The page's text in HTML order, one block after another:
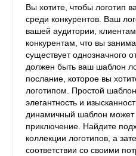
Вы хотите, чтобы логотип
среди конкурентов. Ваш
вашей аудитории,
конкурентам, что вы
существует однозначного
должен быть ваш шаблон
послание, которое вы
логотипом. Простой
элегантность и
динамичный шаблон может
приключение. Найдите
коллекции логотипов, а
соответствии со своими